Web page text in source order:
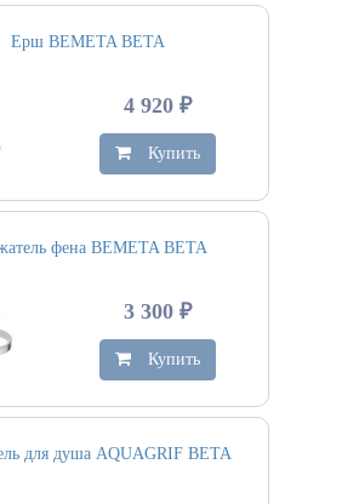
Ерш BEMETA BETA
4 920 ₽
Купить
фена BEMETA BETA
3 300 ₽
Купить
для душа AQUAGRIF BETA